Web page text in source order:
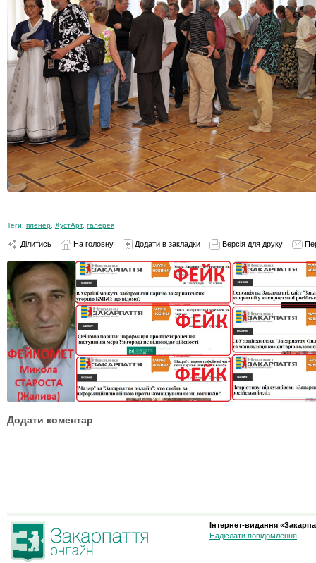
Теги: пленер ХустАрт, галерея
Ділитись На головну Додати в закладки Версія для друку
Додати коментар
Інтернет-видання
Надіслати повідомлення